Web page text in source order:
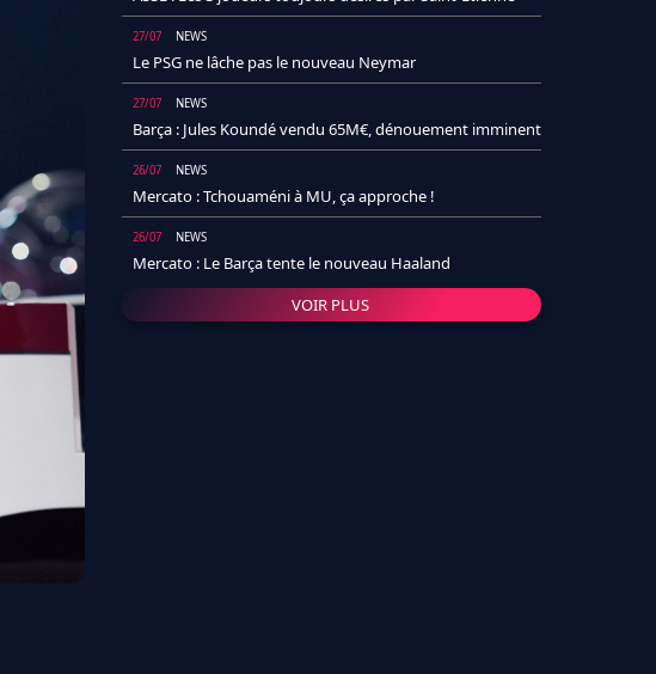
27/07 NEWS
Le PSG ne lâche pas le nouveau Neymar
27/07 NEWS
Barça : Jules Koundé vendu 65M€, dénouement imminent
26/07 NEWS
Mercato : Tchouaméni à MU, ça approche !
26/07 NEWS
Mercato : Le Barça tente le nouveau Haaland
VOIR PLUS